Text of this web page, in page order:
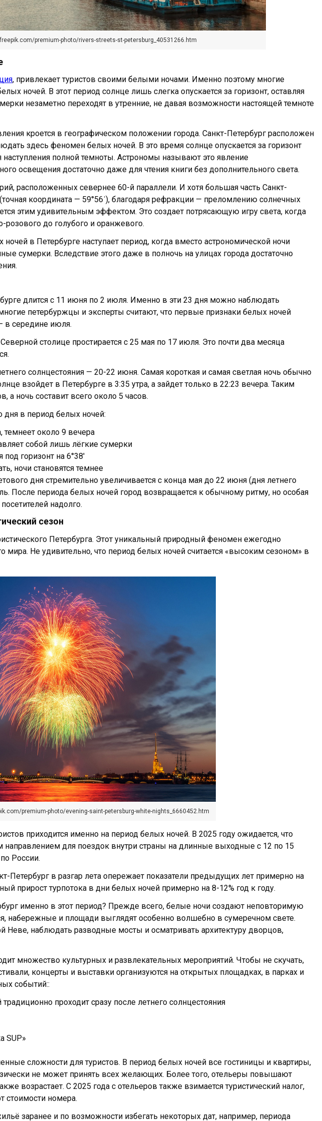
premium-photo/rivers-streets-st-petersburg_40531266.htm
, привлекает туристов своими белыми ночами. Именно поэтому многие
ночей. В этот период солнце лишь слегка опускается за горизонт, оставляя
незаметно переходят в утренние, не давая возможности настоящей темноте
кроется в географическом положении города. Санкт-Петербург расположен
здесь феномен белых ночей. В это время солнце опускается за горизонт
наступления полной темноты. Астрономы называют это явление
освещения достаточно даже для чтения книги без дополнительного света.
расположенных севернее 60-й параллели. И хотя большая часть Санкт-
координата — 59°56ˈ), благодаря рефракции — преломлению солнечных
этим удивительным эффектом. Это создает потрясающую игру света, когда
розового до голубого и оранжевого.
в Петербурге наступает период, когда вместо астрономической ночи
сумерки. Вследствие этого даже в полночь на улицах города достаточно
длится с 11 июня по 2 июля. Именно в эти 23 дня можно наблюдать
петербуржцы и эксперты считают, что первые признаки белых ночей
в середине июля.
столице простирается с 25 мая по 17 июля. Это почти два месяца
солнцестояния — 20-22 июня. Самая короткая и самая светлая ночь обычно
взойдет в Петербурге в 3:35 утра, а зайдет только в 22:23 вечера. Таким
а ночь составит всего около 5 часов.
дня в период белых ночей:
темнеет около 9 вечера
собой лишь лёгкие сумерки
горизонт на 6°38′
ночи становятся темнее
дня стремительно увеличивается с конца мая до 22 июня (дня летнего
После периода белых ночей город возвращается к обычному ритму, но особая
надолго.
сезон
Петербурга. Этот уникальный природный феномен ежегодно
мира. Не удивительно, что период белых ночей считается «высоким сезоном» в
premium-photo/evening-saint-petersburg-white-nights_6660452.htm
приходится именно на период белых ночей. В 2025 году ожидается, что
для поездок внутри страны на длинные выходные с 12 по 15
России.
Петербург в разгар лета опережает показатели предыдущих лет примерно на
прирост турпотока в дни белых ночей примерно на 8-12% год к году.
именно в этот период? Прежде всего, белые ночи создают неповторимую
набережные и площади выглядят особенно волшебно в сумеречном свете.
Неве, наблюдать разводные мосты и осматривать архитектуру дворцов,
множество культурных и развлекательных мероприятий. Чтобы не скучать,
концерты и выставки организуются на открытых площадках, в парках и
событий::
проходит сразу после летнего солнцестояния
SUP»
сложности для туристов. В период белых ночей все гостиницы и квартиры,
не может принять всех желающих. Более того, отельеры повышают
возрастает. С 2025 года с отельеров также взимается туристический налог,
стоимости номера.
заранее и по возможности избегать некоторых дат, например, периода